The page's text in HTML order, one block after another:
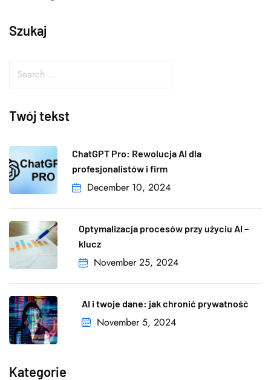
Szukaj
Twój tekst
ChatGPT Pro: Rewolucja AI dla
profesjonalistów i firm
December 10, 2024
Optymalizacja procesów przy użyciu AI –
klucz
November 25, 2024
AI i twoje dane: jak chronić prywatność
November 5, 2024
Kategorie